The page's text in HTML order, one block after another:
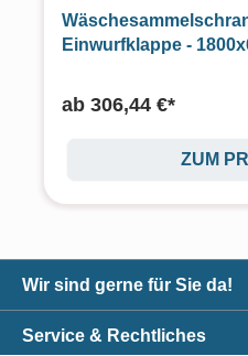
Einwurfklappe -
ab 306,44 €*
ZUM
Wir sind gerne für Sie da!
Service & Rechtliches